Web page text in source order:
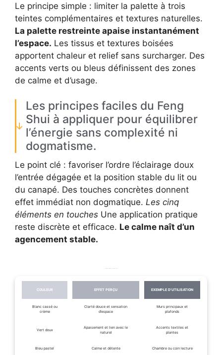
Le principe simple : limiter la palette à trois
teintes complémentaires et textures naturelles.
La palette restreinte apaise instantanément
l’espace. Les tissus et textures boisées
apportent chaleur et relief sans surcharger. Des
accents verts ou bleus définissent des zones
de calme et d’usage.
Les principes faciles du Feng
Shui à appliquer pour équilibrer
l’énergie sans complexité ni
dogmatisme.
Le point clé : favoriser l’ordre l’éclairage doux
l’entrée dégagée et la position stable du lit ou
du canapé. Des touches concrètes donnent
effet immédiat non dogmatique. Les cinq
éléments en touches Une application pratique
reste discrète et efficace. Le calme naît d’un
agencement stable.
COULEUR EFFET PERÇU EXEMPLE D’UTILISATION
Blanc cassé ou
crème
Clarté douce et sensation
d’espace
Murs principaux et
plafonds
Vert doux
Apaisement et lien avec le
naturel
Accents textiles et
plantes
Bleu pastel Calme et détente Chambre ou coin lecture